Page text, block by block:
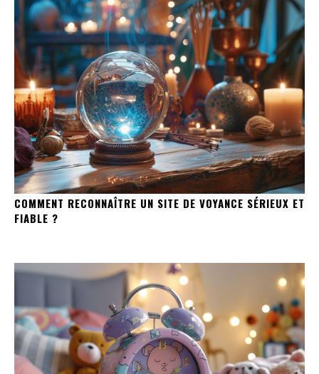
COMMENT RECONNAÎTRE UN SITE DE VOYANCE SÉRIEUX ET
FIABLE ?